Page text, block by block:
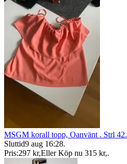
MSGM korall topp, Oanvänt . Strl 42.
Sluttid9 aug 16:28.
Pris:297 kr,Eller Köp nu 315 kr,.